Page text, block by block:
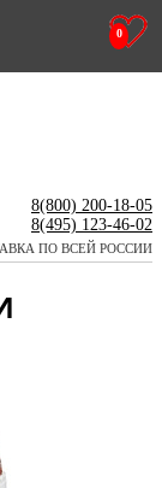
0
8(800) 200-18-05
8(495) 123-46-02
ПО ВСЕЙ РОССИИ